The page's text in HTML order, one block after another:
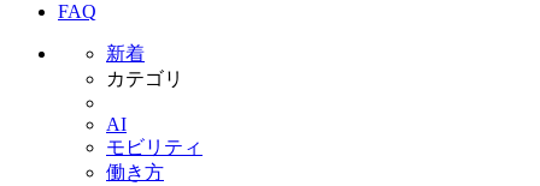
FAQ
新着
カテゴリ
AI
モビリティ
働き方